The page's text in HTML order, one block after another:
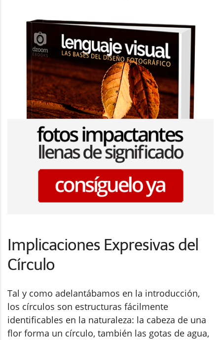
Implicaciones Expresivas del
Círculo
Tal y como adelantábamos en la introducción,
los círculos son estructuras fácilmente
identificables en la naturaleza: la cabeza de una
flor forma un círculo, también las gotas de agua,